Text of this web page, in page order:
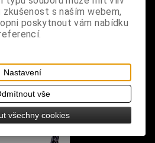
šířka 0,6 cm
prodává
s naším webem,
poskytnout vám nabídku
Nastavení
vše
všechny cookies